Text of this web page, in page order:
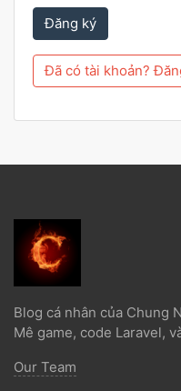
Đăng ký
Đã có tài khoản?
Blog cá nhân của Chung
Mê game, code Laravel,
Our Team